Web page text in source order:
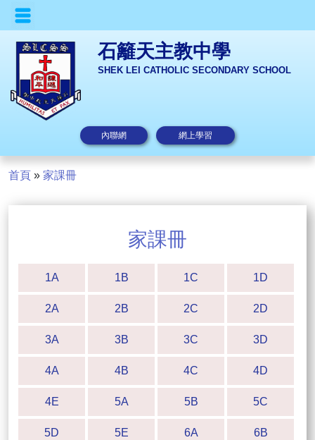
石籬天主教中學
SHEK LEI CATHOLIC SECONDARY SCHOOL
內聯網 網上學習
首頁 » 家課冊
家課冊
1A 1B 1C 1D
2A 2B 2C 2D
3A 3B 3C 3D
4A 4B 4C 4D
4E 5A 5B 5C
5D 5E 6A 6B